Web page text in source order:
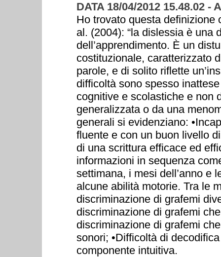
DATA 18/04/2012 15.48.02 -
Ho trovato questa definizione
al. (2004): “la dislessia è una
dell’apprendimento. È un
costituzionale, caratterizzato
parole, e di solito riflette
difficoltà sono spesso
cognitive e scolastiche e non
generalizzata o da una
generali si evidenziano:
fluente e con un buon livello
di una scrittura efficace ed
informazioni in sequenza
settimana, i mesi dell’anno e
alcune abilità motorie. Tra le
discriminazione di grafemi
discriminazione di grafemi
discriminazione di grafemi
sonori; •Difficoltà di
componente intuitiva.